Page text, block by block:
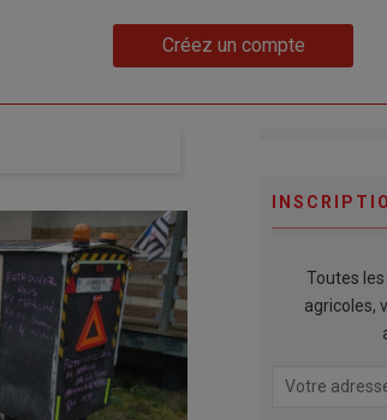
Créez un compte
Toutes
agricoles,